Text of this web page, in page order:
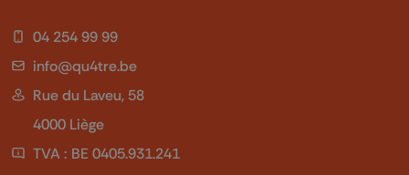
04 254 99 99
info@qu4tre.be
Rue du Laveu, 58
4000 Liège
TVA : BE 0405.931.241